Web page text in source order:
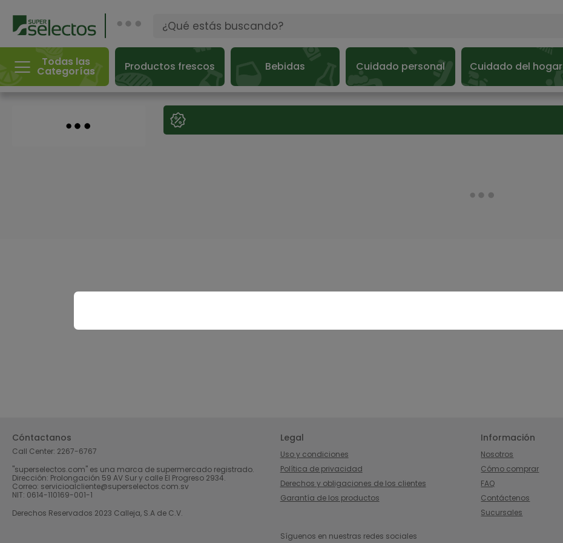
Todas las
Categorías Productos frescos Bebidas Cuidado personal Cuidado del hogar
Cóntactanos
Call Center: 2267-6767
"superselectos.com" es una marca de supermercado registrado.
Dirección: Prolongación 59 AV Sur y calle El Progreso 2934.
Correo: servicioalcliente@superselectos.com.sv
NIT: 0614-110169-001-1
Derechos Reservados 2023 Calleja, S.A de C.V.
Legal
Uso y condiciones
Política de privacidad
Derechos y obligaciones de los clientes
Garantía de los productos
Información
Nosotros
Cómo comprar
FAQ
Contáctenos
Sucursales
Síguenos en nuestras redes sociales